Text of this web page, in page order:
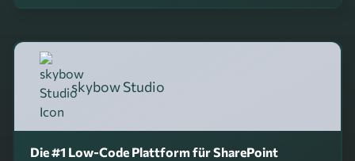
skybow Studio
Die #1 Low-Code Plattform für SharePoint